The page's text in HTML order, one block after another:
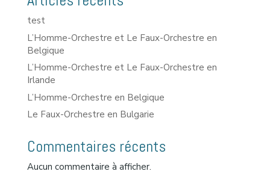
test
L’Homme-Orchestre et Le Faux-Orchestre en
Belgique
L’Homme-Orchestre et Le Faux-Orchestre en
Irlande
L’Homme-Orchestre en Belgique
Le Faux-Orchestre en Bulgarie
Commentaires récents
Aucun commentaire à afficher.